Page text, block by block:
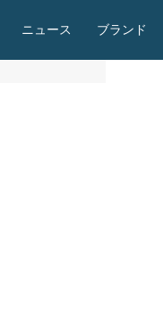
ニュース ブランド